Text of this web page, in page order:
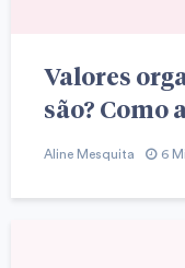
Valores
são? Como
Aline Mesquita 6